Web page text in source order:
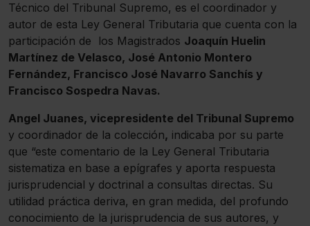
Técnico del Tribunal Supremo, es el coordinador y
autor de esta Ley General Tributaria que cuenta con la
participación de los Magistrados Joaquín Huelin
Martínez de Velasco, José Antonio Montero
Fernández, Francisco José Navarro Sanchís y
Francisco Sospedra Navas.
Angel Juanes, vicepresidente del Tribunal Supremo
y coordinador de la colección, indicaba por su parte
que “este comentario de la Ley General Tributaria
sistematiza en base a epígrafes y aporta respuesta
jurisprudencial y doctrinal a consultas directas. Su
utilidad práctica deriva, en gran medida, del profundo
conocimiento de la jurisprudencia de sus autores, y